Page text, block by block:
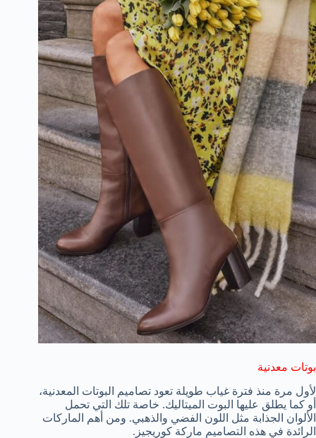
بوتات معدنية
لأول مرة منذ فترة غياب طويلة تعود تصاميم البوتات المعدنية،
أو كما يطلق عليها البوت الميتاليك. خاصة تلك التي تحمل
الألوان الجذابة مثل اللون الفضي والذهبي. ومن أهم الماركات
الرائدة في هذه التصاميم ماركة كوريجيز.